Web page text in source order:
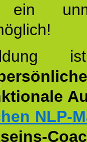
NLP-